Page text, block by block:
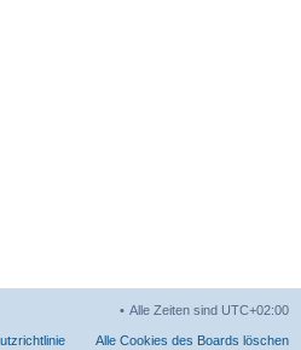
Alle Zeiten sind UTC+02:00
Alle Cookies des Boards löschen